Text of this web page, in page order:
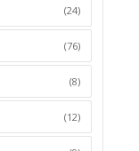
(24)
(76)
(8)
(12)